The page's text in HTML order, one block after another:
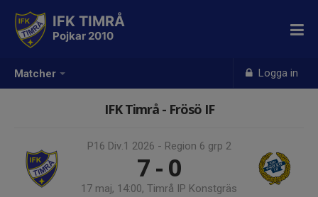
Matcher Logga in
IFK TIMRÅ
Pojkar 2010
IFK Timrå - Frösö IF
P16 Div.1 2026 - Region 6 grp 2
7 - 0
17 maj, 14:00, Timrå IP Konstgräs